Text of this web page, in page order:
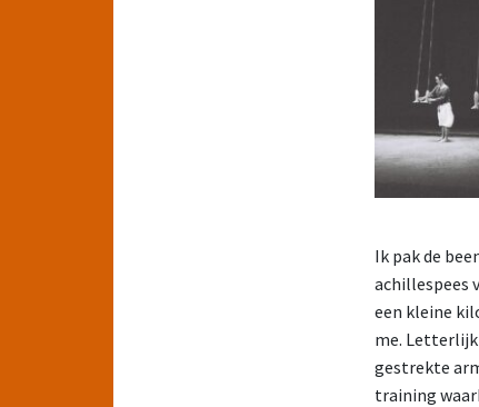
Ik pak de
achillespees
een kleine
me.
gestrekte
training